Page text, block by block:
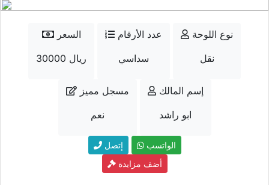
السعر
30000 ريال
عدد الأرقام
سداسي
نوع اللوحة
نقل
مسجل مميز
نعم
إسم المالك
ابو راشد
إتصل
الواتسب
أضف مزايدة